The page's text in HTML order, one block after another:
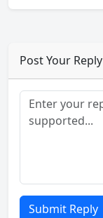
Post Your Reply
Submit Reply